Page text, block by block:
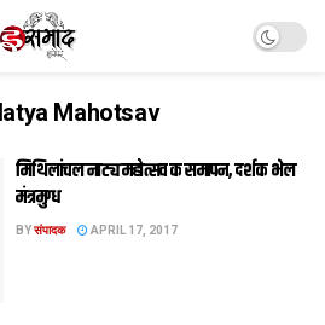
Mahotsav
मिथिलांचल नाट्य महोत्सव क समापन, दर्शक भेल
मंत्रमुग्ध
BYसंपादक APRIL 17, 2017